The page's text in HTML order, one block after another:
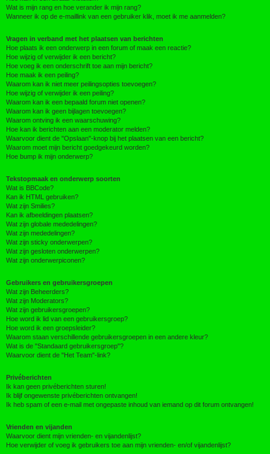
Wat is mijn rang en hoe verander ik mijn rang?
Wanneer ik op de e-maillink van een gebruiker klik, moet ik me aanmelden?
Vragen in verband met het plaatsen van berichten
Hoe plaats ik een onderwerp in een forum of maak een reactie?
Hoe wijzig of verwijder ik een bericht?
Hoe voeg ik een onderschrift toe aan mijn bericht?
Hoe maak ik een peiling?
Waarom kan ik niet meer peilingsopties toevoegen?
Hoe wijzig of verwijder ik een peiling?
Waarom kan ik een bepaald forum niet openen?
Waarom kan ik geen bijlagen toevoegen?
Waarom ontving ik een waarschuwing?
Hoe kan ik berichten aan een moderator melden?
Waarvoor dient de "Opslaan"-knop bij het plaatsen van een bericht?
Waarom moet mijn bericht goedgekeurd worden?
Hoe bump ik mijn onderwerp?
Tekstopmaak en onderwerp soorten
Wat is BBCode?
Kan ik HTML gebruiken?
Wat zijn Smilies?
Kan ik afbeeldingen plaatsen?
Wat zijn globale mededelingen?
Wat zijn mededelingen?
Wat zijn sticky onderwerpen?
Wat zijn gesloten onderwerpen?
Wat zijn onderwerpiconen?
Gebruikers en gebruikersgroepen
Wat zijn Beheerders?
Wat zijn Moderators?
Wat zijn gebruikersgroepen?
Hoe word ik lid van een gebruikersgroep?
Hoe word ik een groepsleider?
Waarom staan verschillende gebruikersgroepen in een andere kleur?
Wat is de "Standaard gebruikersgroep"?
Waarvoor dient de "Het Team"-link?
Privéberichten
Ik kan geen privéberichten sturen!
Ik blijf ongewenste privéberichten ontvangen!
Ik heb spam of een e-mail met ongepaste inhoud van iemand op dit forum ontvangen!
Vrienden en vijanden
Waarvoor dient mijn vrienden- en vijandenlijst?
Hoe verwijder of voeg ik gebruikers toe aan mijn vrienden- en/of vijandenlijst?